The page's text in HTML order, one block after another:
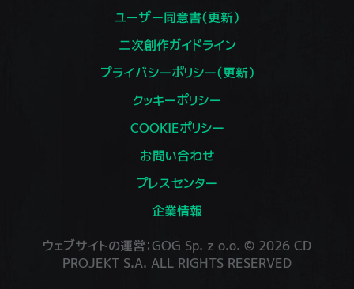
ユーザー同意書（更新）
二次創作ガイドライン
プライバシーポリシー（更新）
クッキーポリシー
COOKIEポリシー
お問い合わせ
プレスセンター
企業情報
ウェブサイトの運営：GOG Sp. z o.o. © 2026 CD
PROJEKT S.A. ALL RIGHTS RESERVED